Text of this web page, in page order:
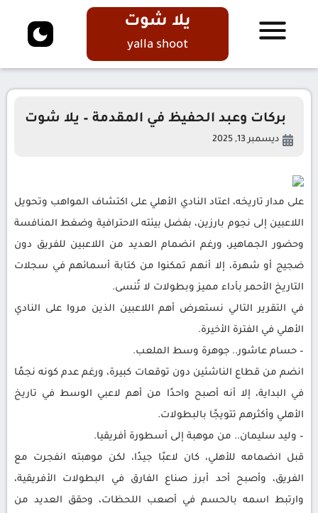
يلا شوت
yalla shoot
بركات وعبد الحفيظ في المقدمة – يلا شوت
ديسمبر 13, 2025
على مدار تاريخه، اعتاد النادي الأهلي على اكتشاف المواهب وتحويل
اللاعبين إلى نجوم بارزين، بفضل بيئته الاحترافية وضغط المنافسة
وحضور الجماهير، ورغم انضمام العديد من اللاعبين للفريق دون
ضجيج أو شهرة، إلا أنهم تمكنوا من كتابة أسمائهم في سجلات
التاريخ الأحمر بأداء مميز وبطولات لا تُنسى.
في التقرير التالي نستعرض أهم اللاعبين الذين مروا على النادي
الأهلي في الفترة الأخيرة.
– حسام عاشور.. جوهرة وسط الملعب.
انضم من قطاع الناشئين دون توقعات كبيرة، ورغم عدم كونه نجمًا
في البداية، إلا أنه أصبح واحدًا من أهم لاعبي الوسط في تاريخ
الأهلي وأكثرهم تتويجًا بالبطولات.
– وليد سليمان.. من موهبة إلى أسطورة أفريقيا.
قبل انضمامه للأهلي، كان لاعبًا جيدًا، لكن موهبته انفجرت مع
الفريق، وأصبح أحد أبرز صناع الفارق في البطولات الأفريقية،
وارتبط اسمه بالحسم في أصعب اللحظات، وحقق العديد من